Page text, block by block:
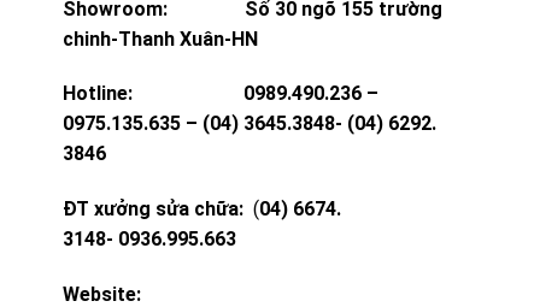
Showroom: Số 30 ngõ 155 trường
chinh-Thanh Xuân-HN
Hotline: 0989.490.236 –
0975.135.635 – (04) 3645.3848- (04) 6292.
3846
ĐT xưởng sửa chữa:(04) 6674.
3148- 0936.995.663
Website: